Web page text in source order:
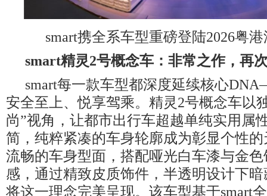
smart携全系车型重磅登陆2026粤
smart精灵2号概念车：非常之作，再
smart每一款车型都深度延续核心
安全至上、悦享驾乘。精灵2号概念车以
尚”视角，让都市出行车超越单纯实用属
简，纯粹紧凑的车身轮廓成为彰显个性
流畅的车身型面，搭配哑光白车漆与金
感，通过精致皮质饰件，半透明设计下
将这一理念完美呈现。该车型基于smart